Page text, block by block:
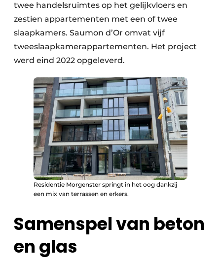
twee handelsruimtes op het gelijkvloers en
zestien appartementen met een of twee
slaapkamers. Saumon d’Or omvat vijf
tweeslaapkamerappartementen. Het project
werd eind 2022 opgeleverd.
Residentie Morgenster springt in het oog dankzij
een mix van terrassen en erkers.
Samenspel van beton
en glas